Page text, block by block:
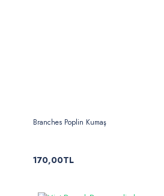
Branches Poplin Kumaş
170,00TL